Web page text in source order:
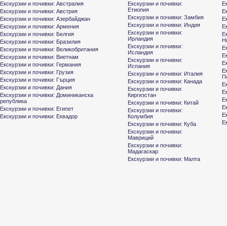
Екскурзии и почивки: Австралия
Екскурзии и почивки: Австрия
Екскурзии и почивки: Азербайджан
Екскурзии и почивки: Армения
Екскурзии и почивки: Белгия
Екскурзии и почивки: Бразилия
Екскурзии и почивки: Великобритания
Екскурзии и почивки: Виетнам
Екскурзии и почивки: Германия
Екскурзии и почивки: Грузия
Екскурзии и почивки: Гърция
Екскурзии и почивки: Дания
Екскурзии и почивки: Доминиканска
република
Екскурзии и почивки: Египет
Екскурзии и почивки: Еквадор
Екскурзии и почивки:
Етиопия
Екскурзии и почивки: Замбия
Екскурзии и почивки: Индия
Екскурзии и почивки:
Ирландия
Екскурзии и почивки:
Исландия
Екскурзии и почивки:
Испания
Екскурзии и почивки: Италия
Екскурзии и почивки: Канада
Екскурзии и почивки:
Киргизстан
Екскурзии и почивки: Китай
Екскурзии и почивки:
Колумбия
Екскурзии и почивки: Куба
Екскурзии и почивки:
Мавриций
Екскурзии и почивки:
Мадагаскар
Екскурзии и почивки: Малта